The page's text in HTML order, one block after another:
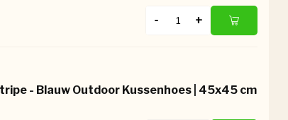
- +
- Blauw Outdoor Kussenhoes | 45x45 cm